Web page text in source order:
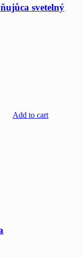
svetelný
Add to cart